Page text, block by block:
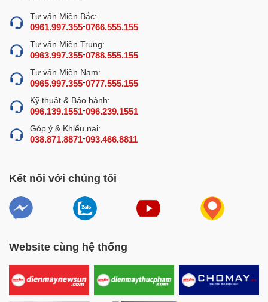
dài
Tủ giữ nóng gà rán HW-838-3 có 4 mặt kính cường lực
dày, chịu lực, chịu nhiệt tốt. Điểm nhấn trong thiết kế là
thiết kế mặt kính ngoài cùng cong vát, tạo cảm giác mềm
mại, vừa tăng tính thẩm mỹ cho sản phẩm, vừa giúp trưng
bày thực phẩm bắt mắt hơn.
gỉ, gia cố chắc chắn giúp tủ bền bỉ và có tuổi thọ dài.
Tư vấn Miền Bắc:
0961.997.355-0766.555.155
Tư vấn Miền Trung:
0963.997.355-0788.555.155
Tư vấn Miền Nam:
0965.997.355-0777.555.155
Kỹ thuật & Bảo hành:
096.139.1551-096.239.1551
Góp ý & Khiếu nại:
038.871.8871-093.466.8811
Kết nối với chúng tôi
Website cùng hệ thống